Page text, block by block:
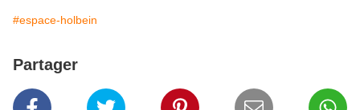
#espace-holbein
Partager